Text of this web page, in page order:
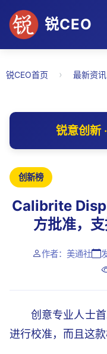
锐CEO
锐CEO首页 › 最新资讯
锐意创新
创新榜
Calibrite
方批准，
作者：美通社
创意专业人士
进行校准，而且这